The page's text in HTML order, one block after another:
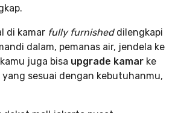
di kamar fully furnished dilengkapi
dalam, pemanas air, jendela ke
juga bisa upgrade kamar ke
yang sesuai dengan kebutuhanmu,